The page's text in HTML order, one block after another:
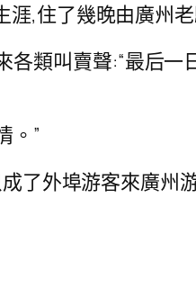
,住了幾晚由廣州
類叫賣聲:“最后一
。”
成了外埠游客來廣州